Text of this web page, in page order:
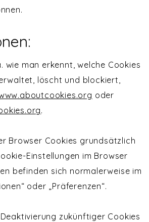
wie man erkennt, welche Cookies
löscht und blockiert,
oder
.
Browser Cookies grundsätzlich
Einstellungen im Browser
befinden sich normalerweise im
oder „Präferenzen“.
zukünftiger Cookies